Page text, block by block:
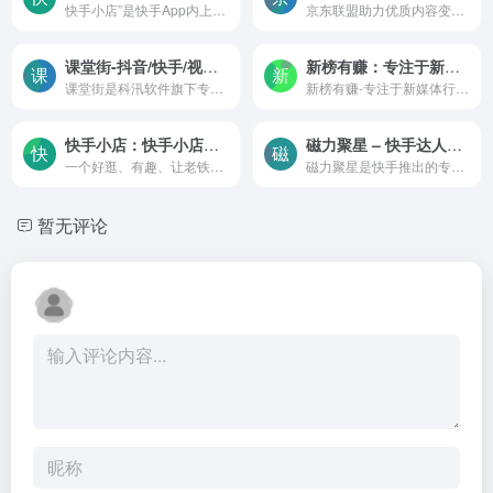
课堂街-抖音/快手/视频号等知识付费小程序及知识产品私域运营工具服务商 新榜有赚：专注于新媒体行业营销广告联盟接单赚钱平台
快手小店：快手小店电脑端登录入口,助力快手达人直播流量变现 磁力聚星 – 快手达人生态营销平台，精准匹配广告主与达人
暂无评论